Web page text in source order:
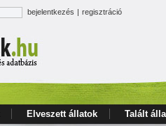
bejelentkezés | regisztráció
Elveszett állatok Talált